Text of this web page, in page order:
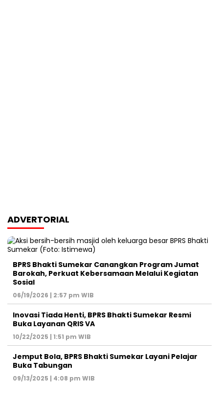
ADVERTORIAL
BPRS Bhakti Sumekar Canangkan Program Jumat
Barokah, Perkuat Kebersamaan Melalui Kegiatan
Sosial
06/19/2026 | 2:57 pm WIB
Inovasi Tiada Henti, BPRS Bhakti Sumekar Resmi
Buka Layanan QRIS VA
10/22/2025 | 1:51 pm WIB
Jemput Bola, BPRS Bhakti Sumekar Layani Pelajar
Buka Tabungan
09/13/2025 | 4:08 pm WIB